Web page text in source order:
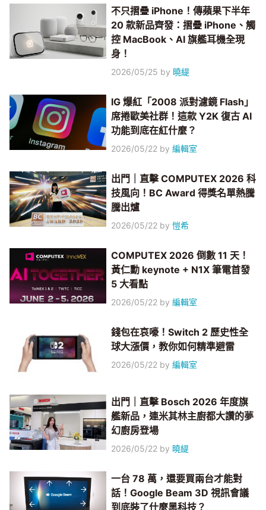
不只摺疊 iPhone！傳蘋果下半年
20 款新品齊發：摺疊 iPhone、觸
控 MacBook、AI 旗艦耳機全現
身！
2026/05/25 by 曉緹
IG 爆紅「2008 派對濾鏡 Flash」
席捲歐美社群！這款 Y2K 復古 AI
功能到底在紅什麼？
2026/05/22 by編輯室
出門｜直擊 COMPUTEX 2026 科
技風向！BC Award 得獎名單熱騰
騰出爐
2026/05/22 by愷希
COMPUTEX 2026 倒數 11 天！
黃仁勳 keynote + N1X 筆電首發
5 大看點
2026/05/22 by編輯室
錢包在哀嚎！Switch 2 歷史性全
球大漲價，教你如何精準避雷
2026/05/22 by編輯室
出門｜直擊 Bosch 2026 年度旗
艦新品，連米其林主廚都大讚的夢
幻廚房登場
2026/05/22 by 曉緹
一台 78 萬，還要買兩台才能對
話！Google Beam 3D 視訊會議
到底裝了什麼黑科技？